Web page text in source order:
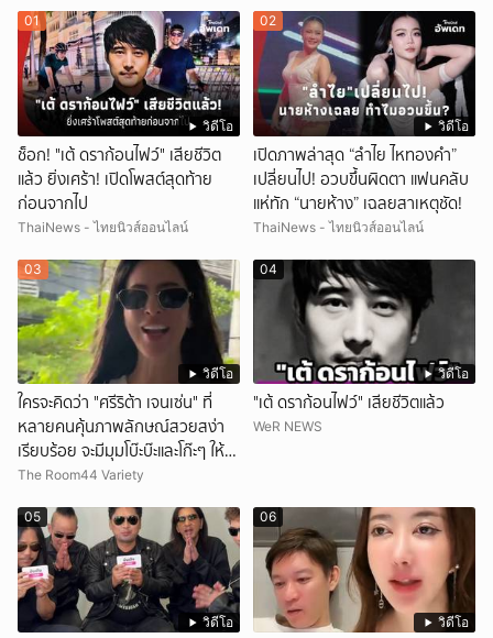
วิดีโอ
01
ช็อก! "เต้ ดราก้อนไฟว์" เสียชีวิต
แล้ว ยิ่งเศร้า! เปิดโพสต์สุดท้าย
ก่อนจากไป
ThaiNews - ไทยนิวส์ออนไลน์
วิดีโอ
02
เปิดภาพล่าสุด “ลำไย ไหทองคำ”
เปลี่ยนไป! อวบขึ้นผิดตา แฟนคลับ
แห่ทัก “นายห้าง” เฉลยสาเหตุชัด!
ThaiNews - ไทยนิวส์ออนไลน์
วิดีโอ
03
ใครจะคิดว่า "ศรีริต้า เจนเซ่น" ที่
หลายคนคุ้นภาพลักษณ์สวยสง่า
เรียบร้อย จะมีมุมโบ๊ะบ๊ะและโก๊ะๆ ให้ได้
อมยิ้มเหมือนกัน งานนี้ทำเอาแฟนๆ
The Room44 Variety
วิดีโอ
04
"เต้ ดราก้อนไฟว์" เสียชีวิตแล้ว
WeR NEWS
วิดีโอ
05
วิดีโอ
06